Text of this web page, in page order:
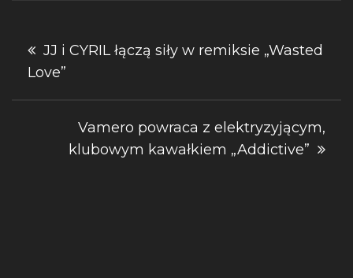
Nawigacja
wpisu
JJ i CYRIL łączą siły w remiksie „Wasted
Love”
Vamero powraca z elektryzyjącym,
klubowym kawałkiem „Addictive”